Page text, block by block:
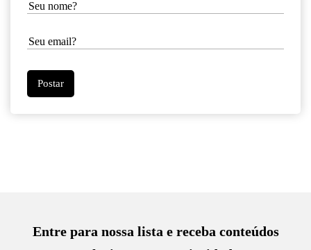
Entre para nossa lista e receba conteúdos